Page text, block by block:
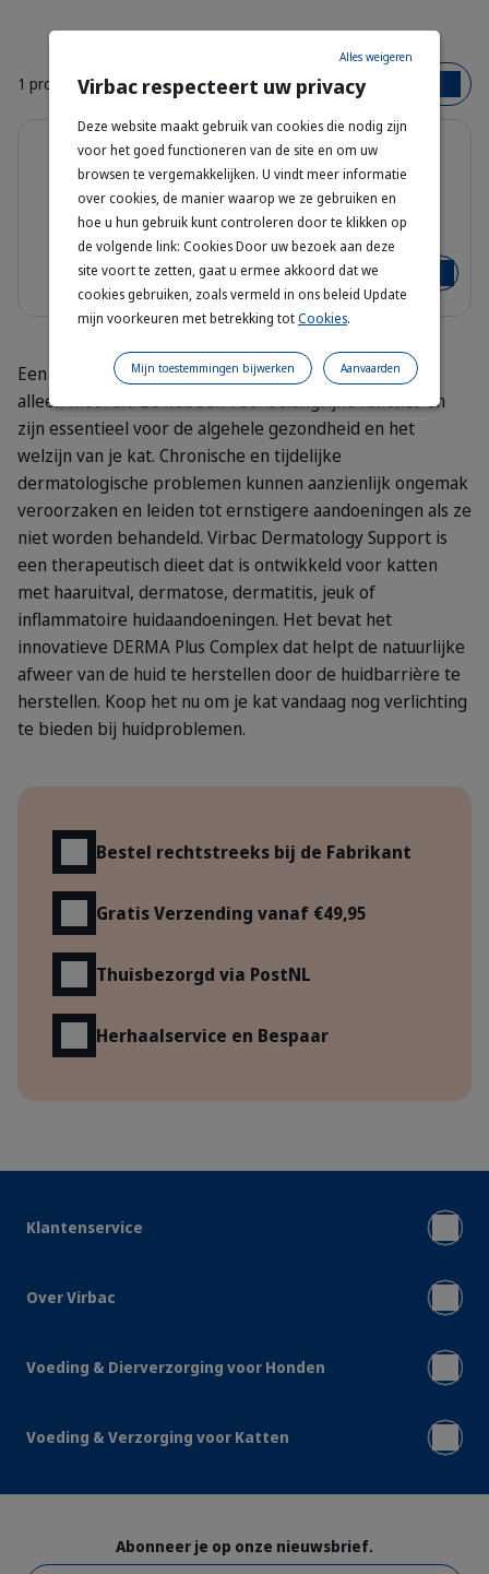
1 product Op naam
Bag_HPM-D1_cat_face_Packaging-
8% korting
Dermatology Support Cat Food
D1– Gezonde Huid en Vacht
3 kg
€ 42,04 € 45,70 Voeg
Een gezonde huid en een glanzende vacht zien er niet
alleen mooi uit! Ze hebben veel belangrijke functies en
zijn essentieel voor de algehele gezondheid en het
welzijn van je kat. Chronische en tijdelijke
dermatologische problemen kunnen aanzienlijk ongemak
veroorzaken en leiden tot ernstigere aandoeningen als ze
niet worden behandeld. Virbac Dermatology Support is
een therapeutisch dieet dat is ontwikkeld voor katten
met haaruitval, dermatose, dermatitis, jeuk of
inflammatoire huidaandoeningen. Het bevat het
innovatieve DERMA Plus Complex dat helpt de natuurlijke
afweer van de huid te herstellen door de huidbarrière te
herstellen. Koop het nu om je kat vandaag nog verlichting
te bieden bij huidproblemen.
Bestel rechtstreeks bij de Fabrikant
Gratis Verzending vanaf €49,95
Thuisbezorgd via PostNL
Herhaalservice en Bespaar
Klantenservice
Over Virbac
Voeding & Dierverzorging voor Honden
Voeding & Verzorging voor Katten
Abonneer je op onze nieuwsbrief.
Virbac respecteert uw privacy
Deze website maakt gebruik van cookies die nodig zijn
voor het goed functioneren van de site en om uw
browsen te vergemakkelijken. U vindt meer informatie
over cookies, de manier waarop we ze gebruiken en
hoe u hun gebruik kunt controleren door te klikken op
de volgende link: Cookies Door uw bezoek aan deze
site voort te zetten, gaat u ermee akkoord dat we
cookies gebruiken, zoals vermeld in ons beleid Update
mijn voorkeuren met betrekking totCookies.
Alles weigeren
Aanvaarden
Mijn toestemmingen bijwerken